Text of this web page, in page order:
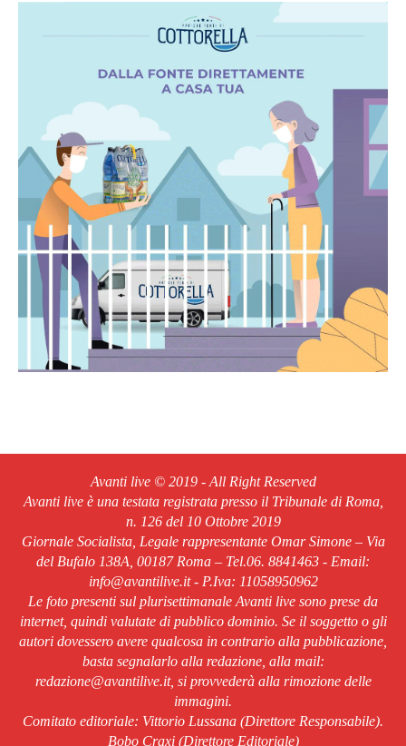
Avanti live © 2019 - All Right Reserved
Avanti live è una testata registrata presso il Tribunale di Roma,
n. 126 del 10 Ottobre 2019
Giornale Socialista, Legale rappresentante Omar Simone – Via
del Bufalo 138A, 00187 Roma – Tel.06. 8841463 - Email:
info@avantilive.it - P.Iva: 11058950962
Le foto presenti sul plurisettimanale Avanti live sono prese da
internet, quindi valutate di pubblico dominio. Se il soggetto o gli
autori dovessero avere qualcosa in contrario alla pubblicazione,
basta segnalarlo alla redazione, alla mail:
redazione@avantilive.it, si provvederà alla rimozione delle
immagini.
Comitato editoriale: Vittorio Lussana (Direttore Responsabile).
Bobo Craxi (Direttore Editoriale)